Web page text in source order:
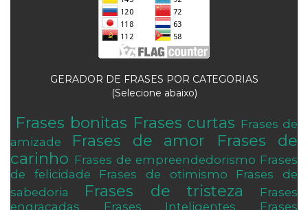
GERADOR DE FRASES POR CATEGORIAS
(Selecione abaixo)
Frases bonitas Frases curtas Frases de
amizade
Frases de amor
Frases de
carinho Frases de empreendedorismo Frases
de felicidade
Frases de otimismo
Frases de
sabedoria
Frases de tristeza
Frases
engraçadas
Frases Inteligentes
Frases